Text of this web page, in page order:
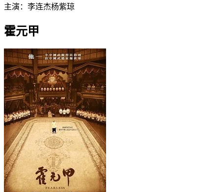
主演： 李连杰杨紫琼
霍元甲‎